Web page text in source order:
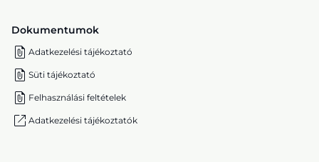
Dokumentumok
Adatkezelési tájékoztató
Süti tájékoztató
Felhasználási feltételek
Adatkezelési tájékoztatók